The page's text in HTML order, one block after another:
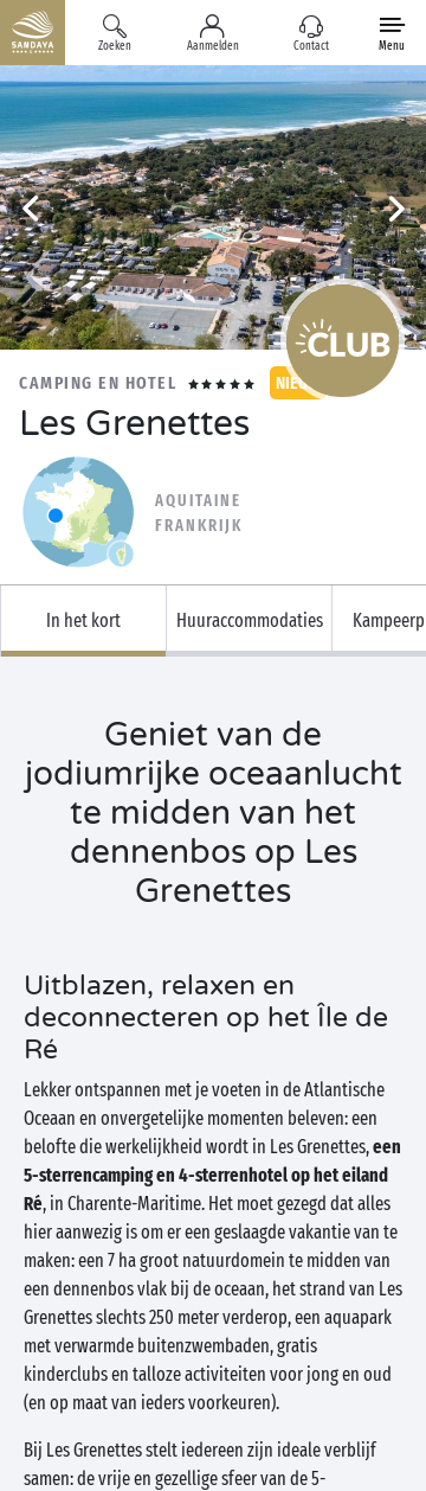
Zoeken Aanmelden Contact Menu
CAMPING EN HOTEL NIEUW
Les Grenettes
AQUITAINE
FRANKRIJK
In het kort Huuraccommodaties
Geniet van de
jodiumrijke oceaanlucht
te midden van het
dennenbos op Les
Grenettes
Uitblazen, relaxen en
deconnecteren op het Île de
Ré
Lekker ontspannen met je voeten in de Atlantische
Oceaan en onvergetelijke momenten beleven: een
belofte die werkelijkheid wordt in Les Grenettes,een
5-sterrencamping en 4-sterrenhotel op het eiland
Ré, in Charente-Maritime. Het moet gezegd dat alles
hier aanwezig is om er een geslaagde vakantie van te
maken: een 7 ha groot natuurdomein te midden van
een dennenbos vlak bij de oceaan, het strand van Les
Grenettes slechts 250 meter verderop, een aquapark
met verwarmde buitenzwembaden, gratis
kinderclubs en talloze activiteiten voor jong en oud
(en op maat van ieders voorkeuren).
Bij Les Grenettes stelt iedereen zijn ideale verblijf
samen: de vrije en gezellige sfeer van de 5-